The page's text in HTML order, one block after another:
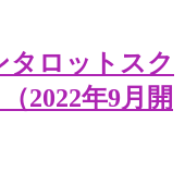
タロットスク
2022年9月開